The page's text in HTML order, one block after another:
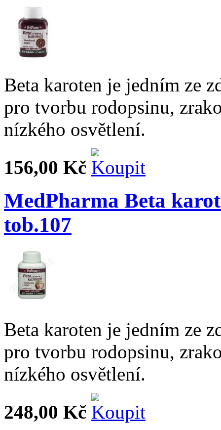
Beta karoten je jedním ze
pro tvorbu rodopsinu,
nízkého osvětlení.
156,00 Kč
MedPharma Beta
tob.107
Beta karoten je jedním ze
pro tvorbu rodopsinu,
nízkého osvětlení.
248,00 Kč